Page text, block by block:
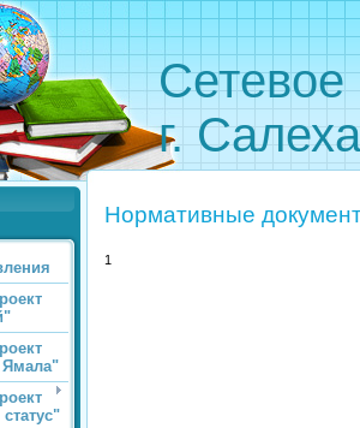
Сетевое
г.
Ямала"
Нормативные
1